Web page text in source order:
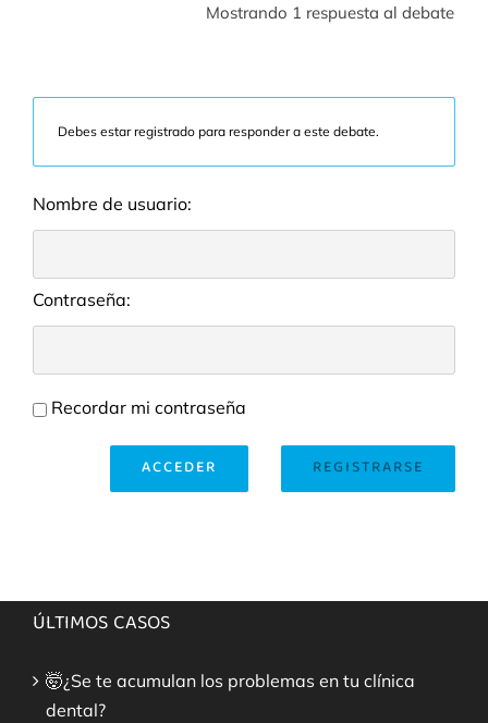
Mostrando 1 respuesta al debate
Debes estar registrado para responder a este debate.
Nombre de usuario:
Contraseña:
Recordar mi contraseña
REGISTRARSE
ACCEDER
ÚLTIMOS CASOS
🤯¿Se te acumulan los problemas en tu clínica
dental?